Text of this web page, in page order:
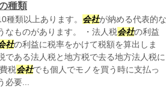
種類
種類以上あります。 会社が納める代表的な
なものがあります。 ・法人税会社の利益
社の利益に税率をかけて税額を算出しま
である法人税と地方税で去る地方法人税に
税会社でも個人でモノを買う時に支払っ
必要...